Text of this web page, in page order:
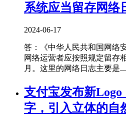
系统应当留存网络
2024-06-17
答：《中华人民共和国网络
网络运营者应按照规定留存
月。这里的网络日志主要是
支付宝发布新
字，引入立体的自